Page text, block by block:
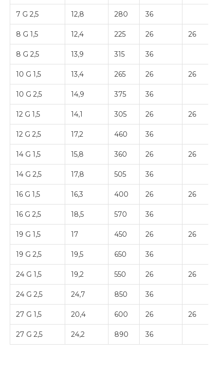
7 G 2,5 12,8 280 36
8 G 1,5 12,4 225 26 26
8 G 2,5 13,9 315 36
10 G 1,5 13,4 265 26 26
10 G 2,5 14,9 375 36
12 G 1,5 14,1 305 26 26
12 G 2,5 17,2 460 36
14 G 1,5 15,8 360 26 26
14 G 2,5 17,8 505 36
16 G 1,5 16,3 400 26 26
16 G 2,5 18,5 570 36
19 G 1,5 17 450 26 26
19 G 2,5 19,5 650 36
24 G 1,5 19,2 550 26 26
24 G 2,5 24,7 850 36
27 G 1,5 20,4 600 26 26
27 G 2,5 24,2 890 36